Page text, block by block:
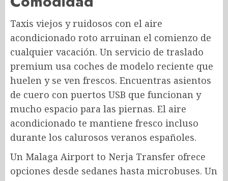
Taxis viejos y ruidosos con el aire
acondicionado roto arruinan el comienzo de
cualquier vacación. Un servicio de traslado
premium usa coches de modelo reciente que
huelen y se ven frescos. Encuentras asientos
de cuero con puertos USB que funcionan y
mucho espacio para las piernas. El aire
acondicionado te mantiene fresco incluso
durante los calurosos veranos españoles.
Un Malaga Airport to Nerja Transfer ofrece
opciones desde sedanes hasta microbuses. Un